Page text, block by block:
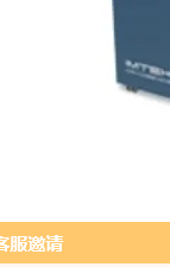
个分支，关注极低